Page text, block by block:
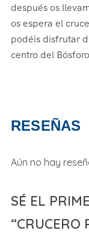
después os
os espera el
podéis disfrutar
centro del
RESEÑAS
Aún no hay
SÉ EL
“CRUCERO